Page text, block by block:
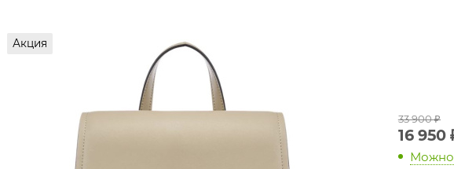
Акция
33 900₽
16 950
Можно